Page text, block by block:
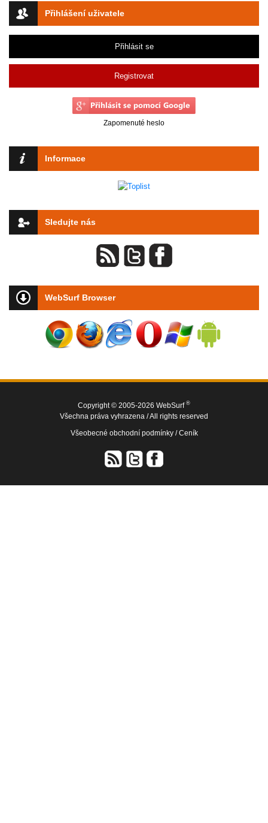
Přihlášení uživatele
Přihlásit se
Registrovat
Zapomenuté heslo
Informace
Sledujte nás
WebSurf Browser
Copyright © 2005-2026 WebSurf ®
Všechna práva vyhrazena / All rights reserved
Všeobecné obchodní podmínky /Ceník